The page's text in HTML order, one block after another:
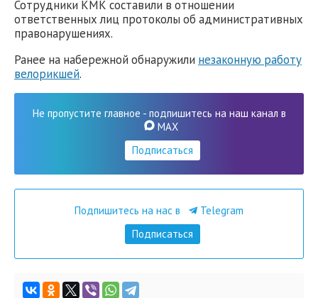
Сотрудники КМК составили в отношении
ответственных лиц протоколы об административных
правонарушениях.
Ранее на набережной обнаружили незаконную работу
велорикшей.
Не пропустите главное - подпишитесь на наш канал в
MAX
Подписаться
Подпишитесь на нас в
Telegram
Подписаться